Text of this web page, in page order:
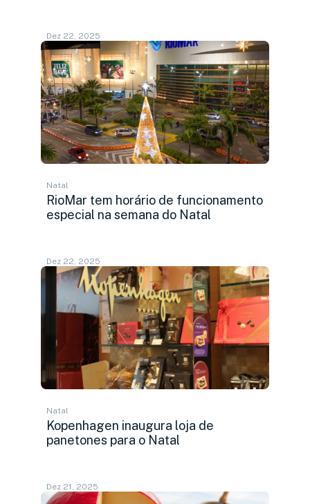
Dez 22, 2025
Natal
RioMar tem horário de funcionamento
especial na semana do Natal
Dez 22, 2025
Natal
Kopenhagen inaugura loja de
panetones para o Natal
Dez 21, 2025